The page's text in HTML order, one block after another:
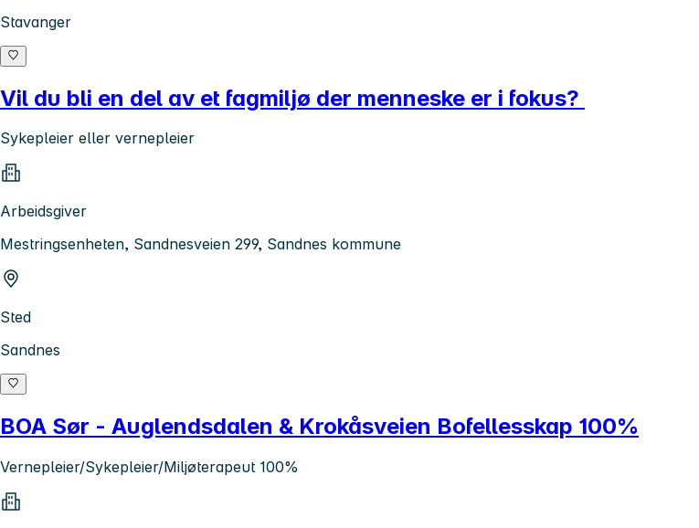
Stavanger
Vil du bli en del av et fagmiljø der menneske er i fokus?
Sykepleier eller vernepleier
Arbeidsgiver
Mestringsenheten, Sandnesveien 299, Sandnes kommune
Sted
Sandnes
BOA Sør - Auglendsdalen & Krokåsveien Bofellesskap 100%
Vernepleier/Sykepleier/Miljøterapeut 100%